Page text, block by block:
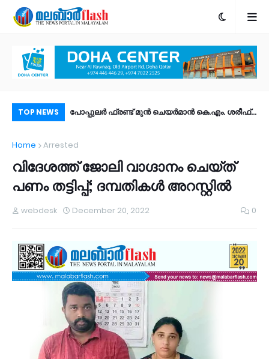
TOP NEWS
ഐഒഎസ് 27
പോപ്പുലർ ഫ്രണ്ട്​ മുൻ ചെയർമാൻ കെ.എം. ശരീഫ്​
Home Arrested
വിദേശത്ത് ജോലി വാഗ്ദാനം ചെയ്ത്
പണം തട്ടിപ്പ്; ദമ്പതികള്‍ അറസ്റ്റില്‍
webdesk December 20, 2022 0